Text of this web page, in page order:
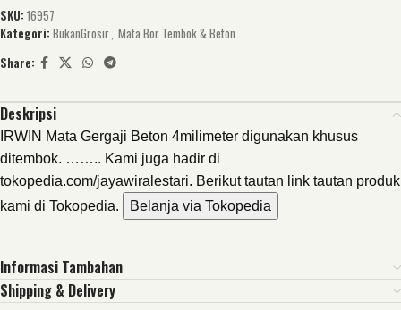
SKU: 16957
Kategori: BukanGrosir, Mata Bor Tembok & Beton
Share:
Deskripsi
IRWIN Mata Gergaji Beton 4milimeter digunakan khusus
ditembok. …….. Kami juga hadir di
tokopedia.com/jayawiralestari. Berikut tautan link tautan produk
kami di Tokopedia.
Belanja via Tokopedia
Informasi Tambahan
Shipping & Delivery